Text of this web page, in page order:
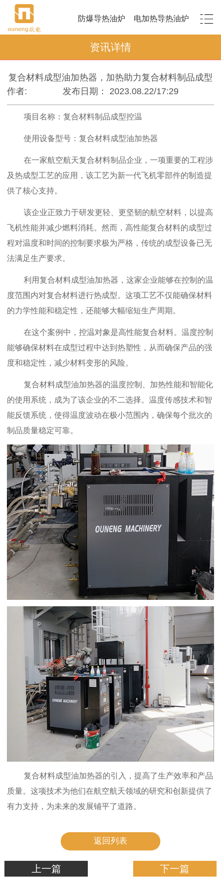
防爆导热油炉 电加热导热油炉
资讯详情
复合材料成型油加热器，加热助力复合材料制品成型
作者:
发布日期： 2023.08.22/17:29
项目名称：复合材料制品成型控温
使用设备型号：复合材料成型油加热器
在一家航空航天复合材料制品企业，一项重要的工程涉
及热成型工艺的应用，该工艺为新一代飞机零部件的制造提
供了核心支持。
该企业正致力于研发更轻、更坚韧的航空材料，以提高
飞机性能并减少燃料消耗。然而，高性能复合材料的成型过
程对温度和时间的控制要求极为严格，传统的成型设备已无
法满足生产要求。
利用复合材料成型油加热器，这家企业能够在控制的温
度范围内对复合材料进行热成型。这项工艺不仅能确保材料
的力学性能和稳定性，还能够大幅缩短生产周期。
在这个案例中，控温对象是高性能复合材料。温度控制
能够确保材料在成型过程中达到热塑性，从而确保产品的强
度和稳定性，减少材料变形的风险。
复合材料成型油加热器的温度控制、加热性能和智能化
的使用系统，成为了该企业的不二选择。温度传感技术和智
能反馈系统，使得温度波动在极小范围内，确保每个批次的
制品质量稳定可靠。
复合材料成型油加热器的引入，提高了生产效率和产品
质量。这项技术为他们在航空航天领域的研究和创新提供了
有力支持，为未来的发展铺平了道路。
返回列表
上一篇 下一篇